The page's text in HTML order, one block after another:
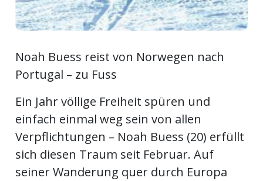
Noah Buess reist von Norwegen nach
Portugal – zu Fuss
Ein Jahr völlige Freiheit spüren und
einfach einmal weg sein von allen
Verpflichtungen – Noah Buess (20) erfüllt
sich diesen Traum seit Februar. Auf
seiner Wanderung quer durch Europa